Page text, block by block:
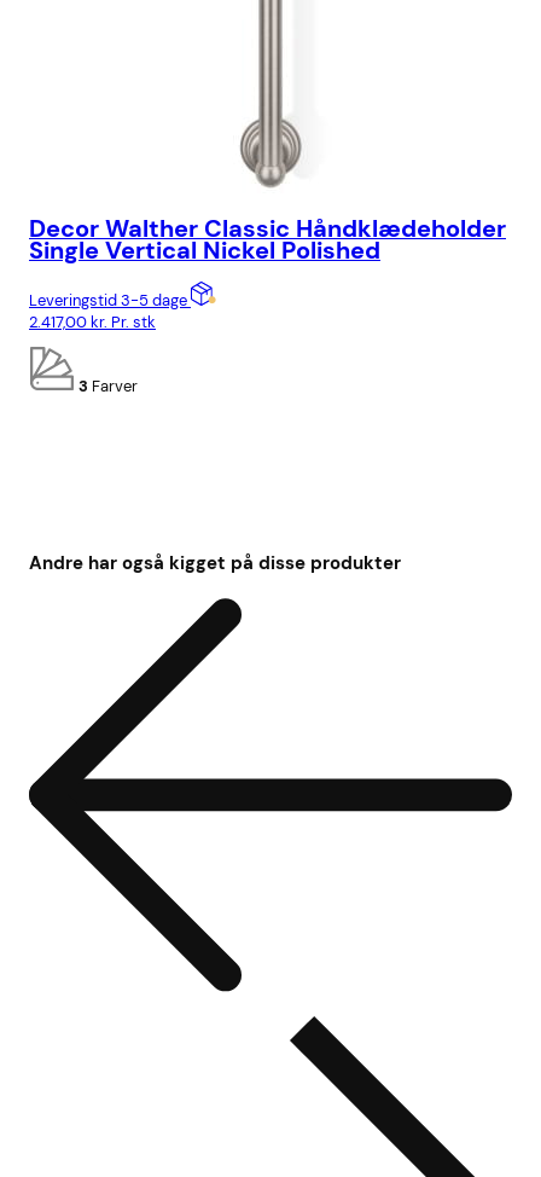
Decor Walther Classic Håndklædeholder
Single Vertical Nickel Polished
Leveringstid 3-5 dage
2.417,00kr. Pr. stk
3 Farver
Andre har også kigget på disse produkter